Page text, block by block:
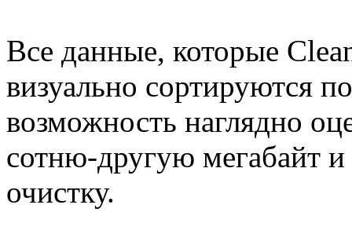
Все данные, которые
визуально сортируются
возможность наглядно
сотню-другую мегабайт
очистку.